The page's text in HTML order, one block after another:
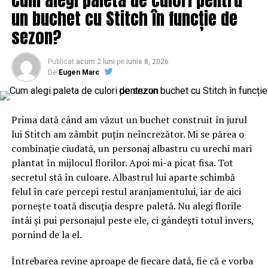
Cine se va bate cu Iohannis la prezidențiale. Anunțul
făcut de Tăriceanu | BuzauAZI
un buchet cu Stitch în funcție de
sezon?
Publicat acum 2 luni pe iunie 8, 2026
De Eugen Marc
Prima dată când am văzut un buchet construit în jurul
lui Stitch am zâmbit puțin neîncrezător. Mi se părea o
combinație ciudată, un personaj albastru cu urechi mari
plantat în mijlocul florilor. Apoi mi-a picat fisa. Tot
secretul stă în culoare. Albastrul lui aparte schimbă
felul în care percepi restul aranjamentului, iar de aici
pornește toată discuția despre paletă. Nu alegi florile
întâi și pui personajul peste ele, ci gândești totul invers,
pornind de la el.
Întrebarea revine aproape de fiecare dată, fie că e vorba